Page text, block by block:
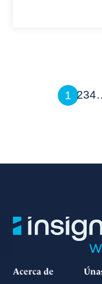
1 234
Acerca de